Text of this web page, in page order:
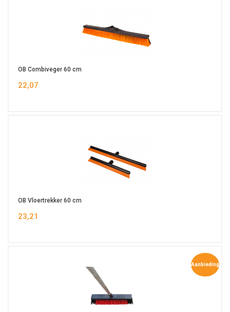
OB Combiveger 60 cm
22,07
OB Vloertrekker 60 cm
23,21
Aanbieding